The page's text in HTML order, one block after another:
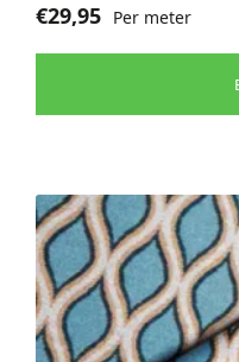
€29,95 Per meter